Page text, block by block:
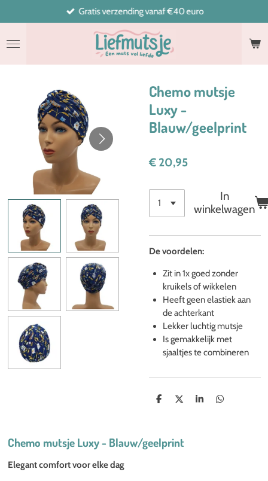
direct
naar
de
hoofdinhoud
Gratis verzending vanaf €40 euro
Chemo mutsje
Luxy -
Blauw/geelprint
€ 20,95
In
winkelwagen
De voordelen:
Zit in 1x goed zonder
kruikels of wikkelen
Heeft geen elastiek aan
de achterkant
Lekker luchtig mutsje
Is gemakkelijk met
sjaaltjes te combineren
D
n
D
S
D
Chemo mutsje Luxy - Blauw/geelprint
Elegant comfort voor elke dag